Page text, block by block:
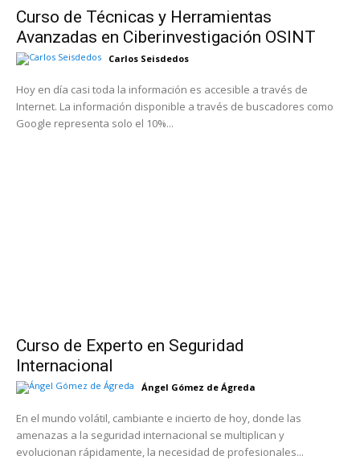
Curso de Técnicas y Herramientas
Avanzadas en Ciberinvestigación OSINT
Carlos Seisdedos
Hoy en día casi toda la información es accesible a través de
Internet. La información disponible a través de buscadores como
Google representa solo el 10%...
Curso de Experto en Seguridad
Internacional
Ángel Gómez de Ágreda
En el mundo volátil, cambiante e incierto de hoy, donde las
amenazas a la seguridad internacional se multiplican y
evolucionan rápidamente, la necesidad de profesionales...